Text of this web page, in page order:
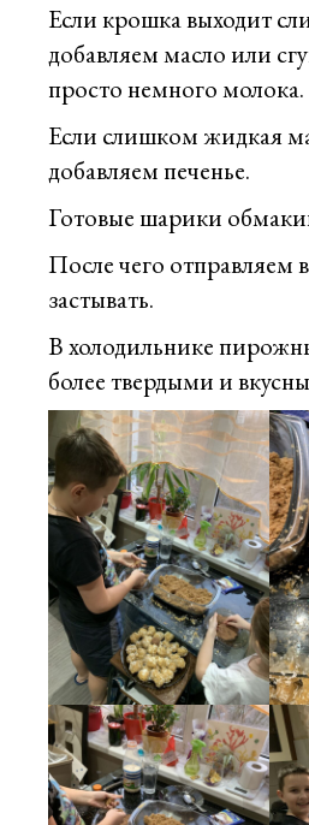
Если крошка выходит
добавляем масло или
просто немного молока.
Если слишком жидкая
добавляем печенье.
Готовые шарики
После чего отправляем
застывать.
В холодильнике
более твердыми и